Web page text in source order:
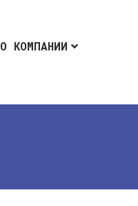
О КОМПАНИИ